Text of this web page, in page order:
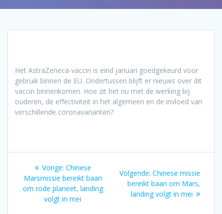
Het AstraZeneca-vaccin is eind januari goedgekeurd voor
gebruik binnen de EU. Ondertussen blijft er nieuws over dit
vaccin binnenkomen. Hoe zit het nu met de werking bij
ouderen, de effectiviteit in het algemeen en de invloed van
verschillende coronavarianten?
Bericht
navigatie
Vorige: Vorig
bericht:
Chinese
Marsmissie bereikt baan
om rode planeet, landing
volgt in mei
Volgende: Volgend
bericht:
Chinese missie
bereikt baan om Mars,
landing volgt in mei